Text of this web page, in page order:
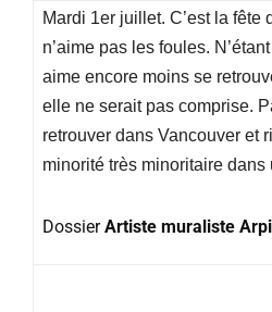
Mardi 1er juillet. C’est la
n’aime pas les foules.
aime encore moins se
elle ne serait pas comprise.
retrouver dans Vancouver et
minorité très minoritaire dans
DossierArtiste muraliste